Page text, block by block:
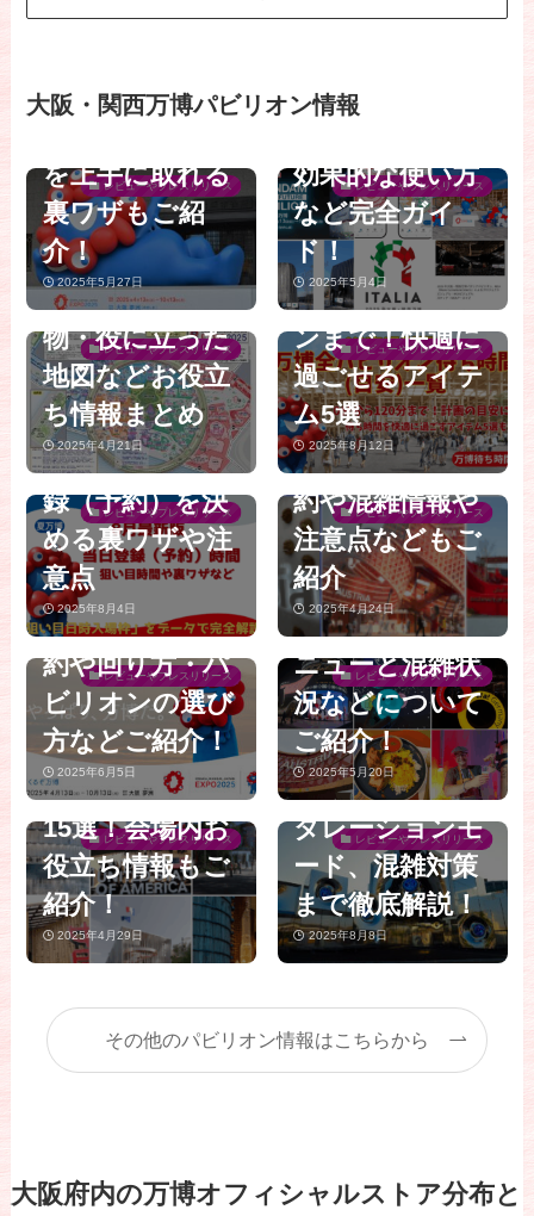
大阪・関西万博パビリオン情報
レビューやプレスリリース
解放時間一覧を
わかりやすくま
を上手に取れる
裏ワザもご紹
介！
2025年5月27日
レビューやプレスリリース
ザ12選│ガンダ
人気パビリオン
効果的な使い方
など完全ガイ
ド！
2025年5月4日
レビューやプレスリリース
博】行ってみま
じた万博のリア
ル│トイレ事
情・混雑・本当
に必要な持ち
物・役に立った
地図などお役立
ち情報まとめ
2025年4月21日
レビューやプレスリリース
版！万博全パビ
(目安)一覧完全
ガイド│待ち時
間なしから120
分待ちパビリオ
ンまで！快適に
過ごせるアイテ
ム5選
2025年8月12日
レビューやプレスリリース
【大阪・関西万
博】8月最新
版！当日枠開放
時間一覧完全ガ
イド│夏の狙い
目時間や当日登
録（予約）を決
める裏ワザや注
意点
2025年8月4日
レビューやプレスリリース
【大阪・関西万
博】行ってきま
した！海外パビ
リオンのイチオ
シグルメと買っ
てよかったお土
産のご紹介│予
約や混雑情報や
注意点などもご
紹介
2025年4月24日
レビューやプレスリリース
【大阪・関西万
博2025】知らな
いと損する！混
雑する万博を時
短で上手にスム
ーズに回る方法
完全ガイド│予
約や回り方・パ
ビリオンの選び
方などご紹介！
2025年6月5日
レビューやプレスリリース
【大阪・関西万
博】絶対行くべ
き穴場人気パビ
リオンTOP10│
予約なしでも楽
しめるスポット
やレストランメ
ニューと混雑状
況などについて
ご紹介！
2025年5月20日
レビューやプレスリリース
【大阪・関西万
博】絶対行くべ
き！海外パビリ
オン＆レストラ
ンおすすめ人気
15選！会場内お
役立ち情報もご
紹介！
2025年4月29日
レビューやプレスリリース
【大阪・関西万
博】「null²（ヌ
「予約なし」で
入場可能！8/1か
らの「ウォーク
スルー」を完全
ガイド│落合陽
一プロデュー
ス！当日予約シ
ステム、インス
タレーションモ
ード、混雑対策
まで徹底解説！
2025年8月8日
その他のパビリオン情報はこちらから
大阪府内の万博オフィシャルストア分布と